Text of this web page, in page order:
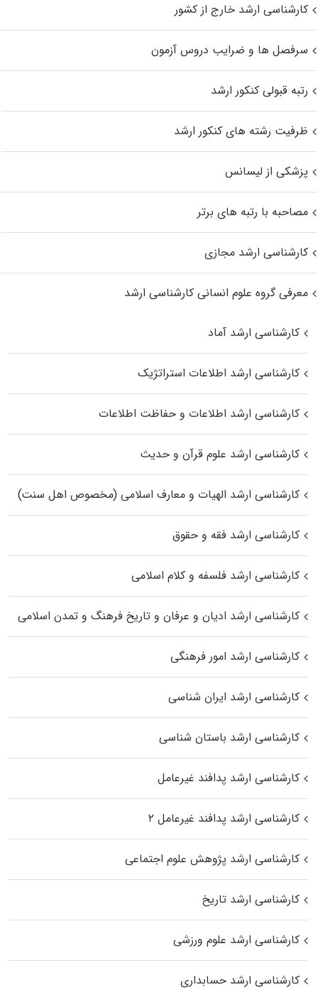
کارشناسی ارشد خارج از کشور
سرفصل ها و ضرایب دروس آزمون
رتبه قبولی کنکور ارشد
ظرفیت رشته های کنکور ارشد
پزشکی از لیسانس
مصاحبه با رتبه های برتر
کارشناسی ارشد مجازی
معرفی گروه علوم انسانی کارشناسی ارشد
کارشناسی ارشد آماد
کارشناسی ارشد اطلاعات استراتژیک
کارشناسی ارشد اطلاعات و حفاظت اطلاعات
کارشناسی ارشد علوم قرآن و حدیث
کارشناسی ارشد الهیات و معارف اسلامی (مخصوص اهل سنت)
کارشناسی ارشد فقه و حقوق
کارشناسی ارشد فلسفه و کلام اسلامی
کارشناسی ارشد ادیان و عرفان و تاریخ فرهنگ و تمدن اسلامی
کارشناسی ارشد امور فرهنگی
کارشناسی ارشد ایران شناسی
کارشناسی ارشد باستان شناسی
کارشناسی ارشد پدافند غیرعامل
کارشناسی ارشد پدافند غیرعامل ۲
کارشناسی ارشد پژوهش علوم اجتماعی
کارشناسی ارشد تاریخ
کارشناسی ارشد علوم ورزشی
کارشناسی ارشد حسابداری